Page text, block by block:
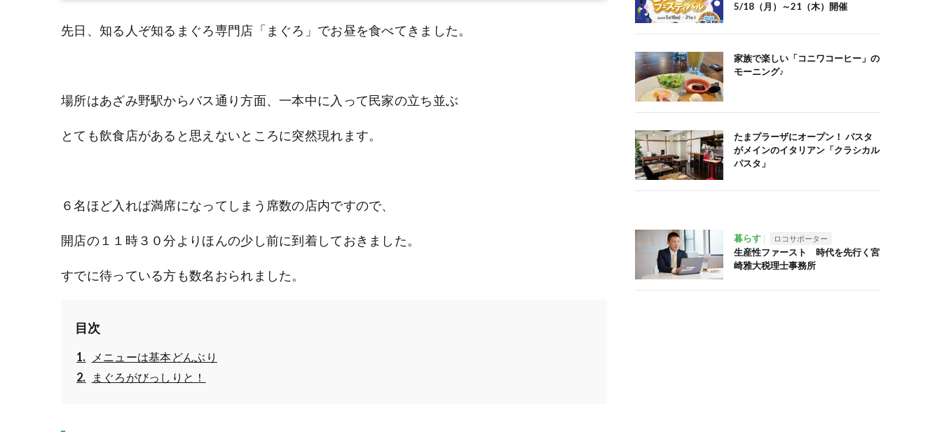
先日、知る人ぞ知るまぐろ専門店「まぐろ」でお昼を食べてきました。
場所はあざみ野駅からバス通り方面、一本中に入って民家の立ち並ぶ
とても飲食店があると思えないところに突然現れます。
６名ほど入れば満席になってしまう席数の店内ですので、
開店の１１時３０分よりほんの少し前に到着しておきました。
すでに待っている方も数名おられました。
目次
メニューは基本どんぶり
まぐろがびっしりと！
5/18（月）～21（木）開催
家族で楽しい「コニワコーヒー」の
モーニング♪
たまプラーザにオープン！ パスタ
がメインのイタリアン「クラシカル
パスタ」
暮らす ロコサポーター
生産性ファースト 時代を先行く宮
崎雅大税理士事務所